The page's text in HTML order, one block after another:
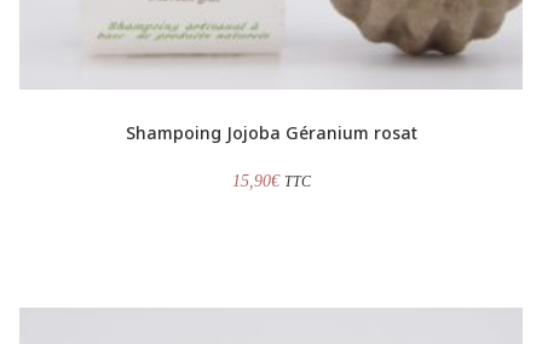
Shampoing Jojoba Géranium rosat
15,90€ TTC